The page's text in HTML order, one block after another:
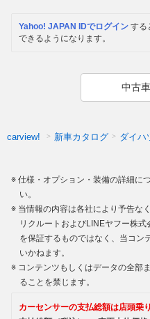
Yahoo! JAPAN IDでログイン する
できるようになります。
中古
carview! 新車カタログ ダイハ
仕様・オプション・装備の詳細に
い。
当情報の内容は各社により予告な
リクルートおよびLINEヤフー株
を保証するものではなく、当コン
いかねます。
コンテンツもしくはデータの全部
ることを禁じます。
カーセンサーの支払総額は店頭乗